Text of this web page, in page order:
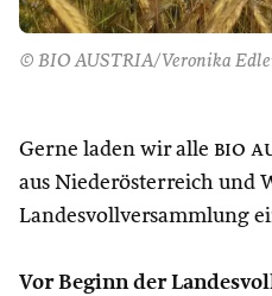
© BIO AUSTRIA/Veronika
Gerne laden wir alle bio
aus Niederösterreich und
Landesvollversammlung
Vor Beginn der